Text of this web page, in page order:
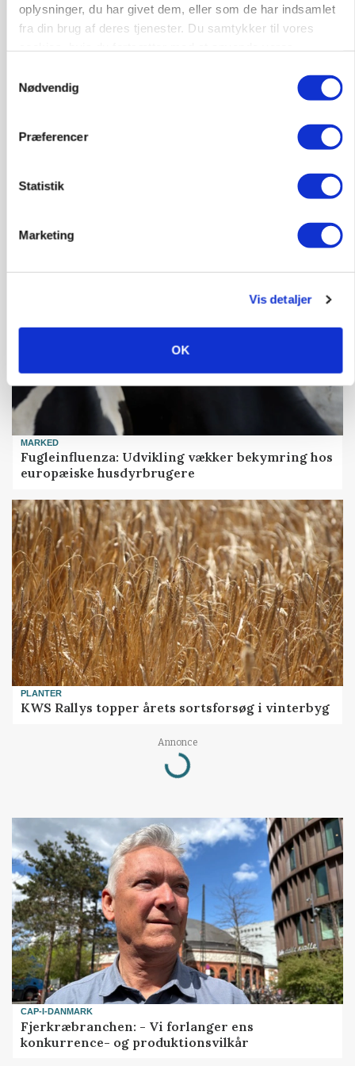
oplysninger, du har givet dem, eller som de har indsamlet
fra din brug af deres tjenester. Du samtykker til vores
Nødvendig
Præferencer
Statistik
Marketing
Vis detaljer
OK
BUSINESS
MARKED
Fugleinfluenza: Udvikling vækker bekymring hos
europæiske husdyrbrugere
PLANTER
KWS Rallys topper årets sortsforsøg i vinterbyg
Annonce
Loading...
CAP-I-DANMARK
Fjerkræbranchen: - Vi forlanger ens
konkurrence- og produktionsvilkår